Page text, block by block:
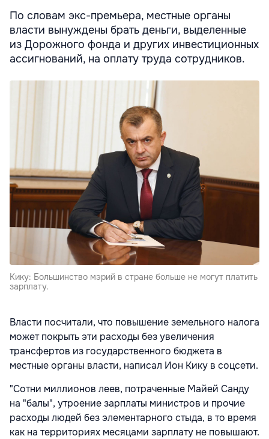
По словам экс-премьера, местные органы
власти вынуждены брать деньги, выделенные
из Дорожного фонда и других инвестиционных
ассигнований, на оплату труда сотрудников.
Кику: Большинство мэрий в стране больше не могут платить
зарплату.
Власти посчитали, что повышение земельного налога
может покрыть эти расходы без увеличения
трансфертов из государственного бюджета в
местные органы власти, написал Ион Кику в соцсети.
"Сотни миллионов леев, потраченные Майей Санду
на "балы", утроение зарплаты министров и прочие
расходы людей без элементарного стыда, в то время
как на территориях месяцами зарплату не повышают.